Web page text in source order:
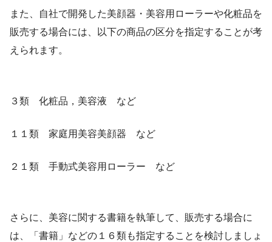
また、自社で開発した美顔器・美容用ローラーや化粧品を
販売する場合には、以下の商品の区分を指定することが考
えられます。
３類 化粧品，美容液 など
１１類 家庭用美容美顔器 など
２１類 手動式美容用ローラー など
さらに、美容に関する書籍を執筆して、販売する場合に
は、「書籍」などの１６類も指定することを検討しましょ